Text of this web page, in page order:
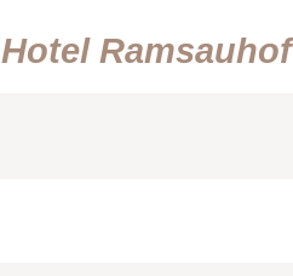
Hotel Ramsauhof